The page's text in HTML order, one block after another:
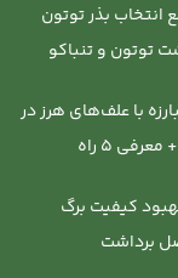
انتخاب بذر توتون
توتون و تنباکو
با علف‌های هرز در
5 راه
کیفیت برگ
برداشت